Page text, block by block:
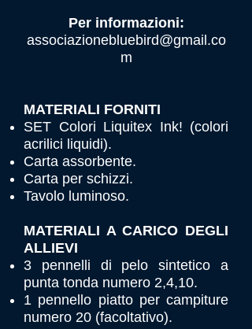
Per informazioni:
associazionebluebird@gmail.co
m
MATERIALI FORNITI
SET Colori Liquitex Ink! (colori
acrilici liquidi).
Carta assorbente.
Carta per schizzi.
Tavolo luminoso.
MATERIALI A CARICO DEGLI
ALLIEVI
3 pennelli di pelo sintetico a
punta tonda numero 2,4,10.
1 pennello piatto per campiture
numero 20 (facoltativo).